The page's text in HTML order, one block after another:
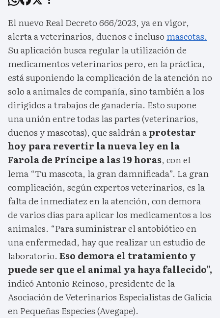
El nuevo Real Decreto 666/2023, ya en vigor,
alerta a veterinarios, dueños e incluso mascotas.
Su aplicación busca regular la utilización de
medicamentos veterinarios pero, en la práctica,
está suponiendo la complicación de la atención no
solo a animales de compañía, sino también a los
dirigidos a trabajos de ganadería. Esto supone
una unión entre todas las partes (veterinarios,
dueños y mascotas), que saldrán aprotestar
hoy para revertir la nueva ley en la
Farola de Príncipe a las 19 horas, con el
lema “Tu mascota, la gran damnificada”. La gran
complicación, según expertos veterinarios, es la
falta de inmediatez en la atención, con demora
de varios días para aplicar los medicamentos a los
animales. “Para suministrar el antobiótico en
una enfermedad, hay que realizar un estudio de
laboratorio. Eso demora el tratamiento y
puede ser que el animal ya haya fallecido”,
indicó Antonio Reinoso, presidente de la
Asociación de Veterinarios Especialistas de Galicia
en Pequeñas Especies (Avegape).